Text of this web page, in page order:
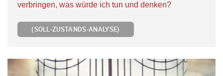
verbringen, was würde ich tun und denken?
(SOLL-ZUSTANDS-ANALYSE)